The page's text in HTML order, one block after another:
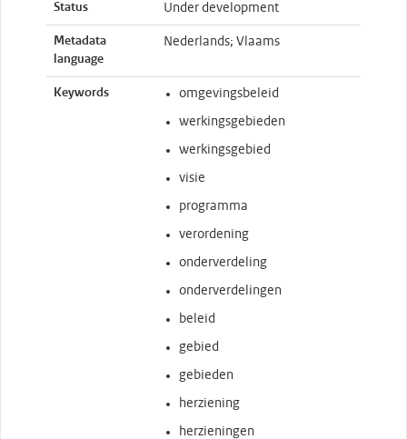
Status Under development
Metadata
language
Nederlands; Vlaams
Keywords omgevingsbeleid
werkingsgebieden
werkingsgebied
visie
programma
verordening
onderverdeling
onderverdelingen
beleid
gebied
gebieden
herziening
herzieningen